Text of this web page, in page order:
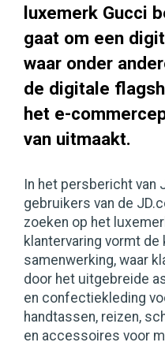
luxemerk Gucci
gaat om een
waar onder
de digitale
het e-
van uitmaakt.
In het persbericht van
gebruikers van de
zoeken op het
klantervaring vormt de
samenwerking, waar
door het uitgebreide
en confectiekleding
handtassen, reizen,
en accessoires voor